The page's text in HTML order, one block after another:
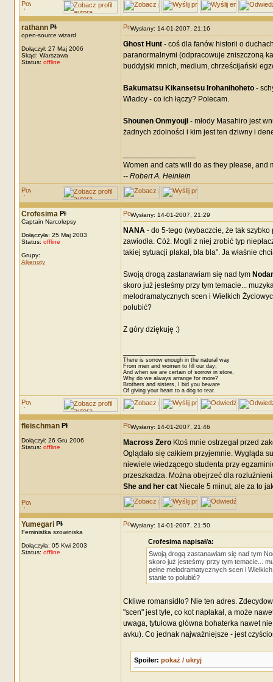
rathann
open-source wizard
Dołączył: 27 Maj 2006
Skąd: Warszawa
Status: offline
Wysłany: 14-01-2007, 21:16
Ghost Hunt- coś dla fanów historii o
paranormalnymi (odpracowuje zniszczoną
buddyjski mnich, medium, chrześcijański
Bakumatsu Kikansetsu Irohanihoheto-
Władcy - co ich łączy? Polecam.
Shounen Onmyouji- młody Masahiro jest
żadnych zdolności i kim jest ten dziwny i
Women and cats will do as they please, and
-- Robert A. Heinlein
Crofesima
Captain Narcolepsy
Dołączyła: 25 Maj 2003
Status: offline
Grupy:
Alijenoty
Wysłany: 14-01-2007, 21:29
NANA- do 5-tego (wybaczcie, że tak
zawiodła. Cóż. Mogli z niej zrobić typ
takiej sytuacji płakał, bla bla". Ja właśnie
Swoją drogą zastanawiam się nad tym
skoro już jesteśmy przy tym temacie...
melodramatycznych scen i Wielkich
polubić?
Z góry dziękuję :)
There is sorrow enough in the natural way
From men and women to fill our day;
And when we are certain of sorrow in store,
Why do we always arrange for more?
Brothers and sisters, I bid you beware
Of giving your heart to a dog to tear.
fleischman
Dołączył: 26 Gru 2006
Status: offline
Wysłany: 14-01-2007, 21:46
Macross ZeroKtoś mnie ostrzegał przed
Oglądało się całkiem przyjemnie. Wygląda
niewiele wiedzącego studenta przy
przeszkadza. Można obejrzeć dla
She and her catNiecałe 5 minut, ale za to
Yumegari
Feministka szowiniska
Dołączyła: 05 Kwi 2003
Status: offline
Wysłany: 14-01-2007, 21:50
Crofesima napisał/a:
Swoją drogą zastanawiam się nad tym
skoro już jesteśmy przy tym temacie...
pełne melodramatycznych scen i
stanie to polubić?
Ckliwe romansidło? Nie ten adres.
"scen" jest tyle, co kot napłakał, a może
uwaga, tytułowa główna bohaterka nawet
avku). Co jednak najważniejsze - jest
Spoiler: pokaż / ukryj